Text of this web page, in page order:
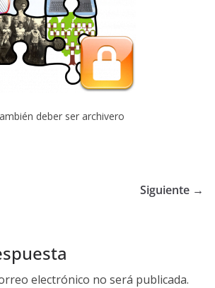
deber ser archivero
Siguiente →
electrónico no será publicada.